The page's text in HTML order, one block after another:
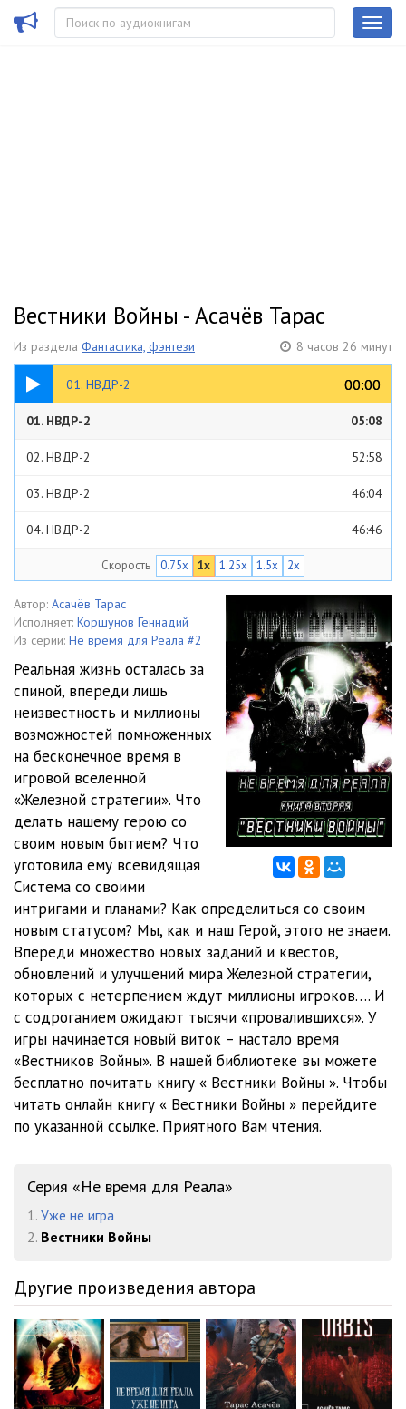
Вестники Войны - Асачёв Тарас
Из раздела Фантастика, фэнтези 8 часов 26 минут
01. НВДР-2 00:00
00:00
05:08
01. НВДР-2 05:08
02. НВДР-2 52:58
03. НВДР-2 46:04
04. НВДР-2 46:46
06. НВДР-2 38:51
07. НВДР-2 32:15
08. НВДР-2 45:50
09. НВДР-2 35:42
10. НВДР-2 34:14
11. НВДР-2 38:33
12. НВДР-2 39:21
Скорость 0.75x 1x 1.25x 1.5x 2x
Автор: Асачёв Тарас
Исполняет: Коршунов Геннадий
Из серии: Не время для Реала #2
Реальная жизнь осталась за
спиной, впереди лишь
неизвестность и миллионы
возможностей помноженных
на бесконечное время в
игровой вселенной
«Железной стратегии». Что
делать нашему герою со
своим новым бытием? Что
уготовила ему всевидящая
Система со своими
интригами и планами? Как определиться со своим
новым статусом? Мы, как и наш Герой, этого не знаем.
Впереди множество новых заданий и квестов,
обновлений и улучшений мира Железной стратегии,
которых с нетерпением ждут миллионы игроков…. И
с содроганием ожидают тысячи «провалившихся». У
игры начинается новый виток – настало время
«Вестников Войны». В нашей библиотеке вы можете
бесплатно почитать книгу « Вестники Войны ». Чтобы
читать онлайн книгу « Вестники Войны » перейдите
по указанной ссылке. Приятного Вам чтения.
Серия «Не время для Реала»
1. Уже не игра
2. Вестники Войны
Другие произведения автора